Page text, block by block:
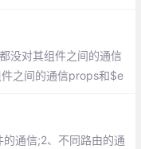
没对其组件之间的通信
之间的通信props和$e
通信;2、不同路由的通